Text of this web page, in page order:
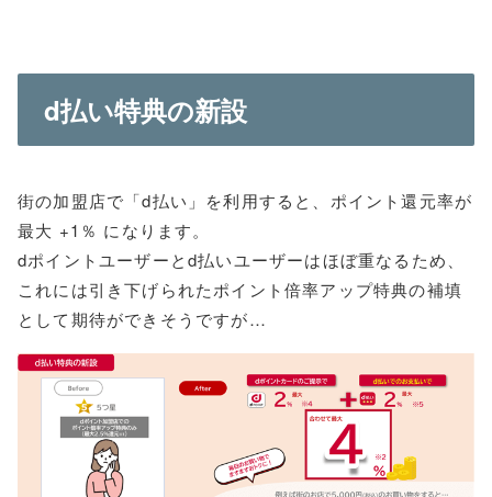
d払い特典の新設
街の加盟店で「d払い」を利用すると、ポイント還元率が
最大 +1％ になります。
dポイントユーザーとd払いユーザーはほぼ重なるため、
これには引き下げられたポイント倍率アップ特典の補填
として期待ができそうですが…